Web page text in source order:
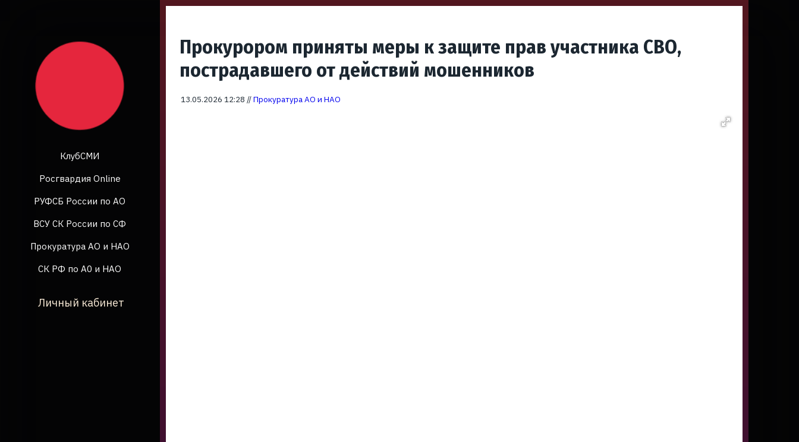
КлубСМИ
Росгвардия Online
РУФСБ России по АО
ВСУ СК России по СФ
Прокуратура АО и НАО
СК РФ по А0 и НАО
Личный кабинет
Прокурором приняты меры к защите прав участника СВО,
пострадавшего от действий мошенников
13.05.2026 12:28 //Прокуратура АО и НАО